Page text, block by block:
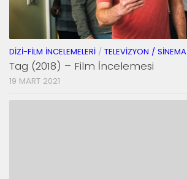
DIZI-FILM İNCELEMELERI / TELEVIZYON / SINEMA
Tag (2018) – Film İncelemesi
19 MART 2021